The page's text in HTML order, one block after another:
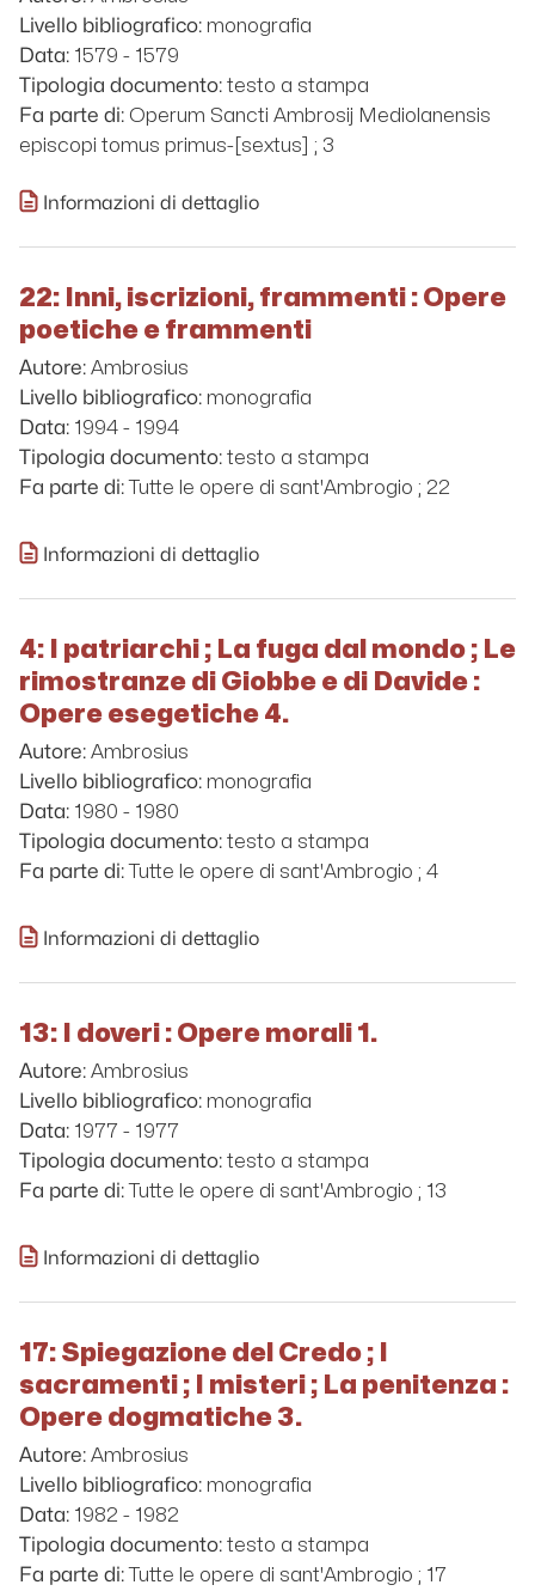
Livello bibliografico: monografia
Data: 1579 - 1579
Tipologia documento: testo a stampa
Fa parte di: Operum Sancti Ambrosij Mediolanensis
episcopi tomus primus-[sextus] ; 3
Informazioni di dettaglio
22: Inni, iscrizioni, frammenti : Opere
poetiche e frammenti
Autore: Ambrosius
Livello bibliografico: monografia
Data: 1994 - 1994
Tipologia documento: testo a stampa
Fa parte di: Tutte le opere di sant'Ambrogio ; 22
Informazioni di dettaglio
4: I patriarchi ; La fuga dal mondo ; Le
rimostranze di Giobbe e di Davide :
Opere esegetiche 4.
Autore: Ambrosius
Livello bibliografico: monografia
Data: 1980 - 1980
Tipologia documento: testo a stampa
Fa parte di: Tutte le opere di sant'Ambrogio ; 4
Informazioni di dettaglio
13: I doveri : Opere morali 1.
Autore: Ambrosius
Livello bibliografico: monografia
Data: 1977 - 1977
Tipologia documento: testo a stampa
Fa parte di: Tutte le opere di sant'Ambrogio ; 13
Informazioni di dettaglio
17: Spiegazione del Credo ; I
sacramenti ; I misteri ; La penitenza :
Opere dogmatiche 3.
Autore: Ambrosius
Livello bibliografico: monografia
Data: 1982 - 1982
Tipologia documento: testo a stampa
Fa parte di: Tutte le opere di sant'Ambrogio ; 17